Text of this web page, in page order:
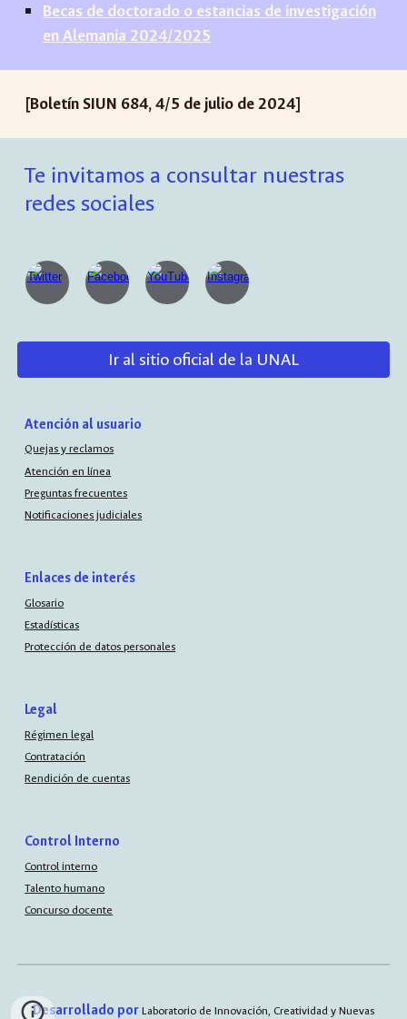
Becas de doctorado o estancias de investigación
en Alemania 2024/2025
[Boletín SIUN 684, 4/5 de julio de 2024]
Te invitamos a consultar nuestras
redes sociales
Ir al sitio oficial de la UNAL
Atención al usuario
Quejas y reclamos
Atención en línea
Preguntas frecuentes
Notificaciones judiciales
Enlaces de interés
Glosario
Estadísticas
Protección de datos personales
Legal
Régimen legal
Contratación
Rendición de cuentas
Control Interno
Control interno
Talento humano
Concurso docente
Desarrollado porLaboratorio de Innovación, Creatividad y Nuevas